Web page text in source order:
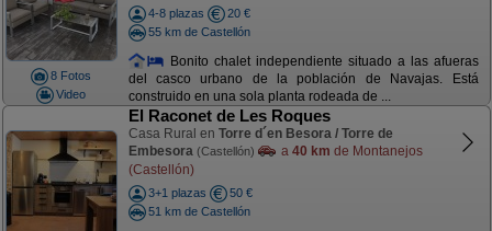
8 Fotos
Video
4-8 plazas
20 €
55 km de Castellón
Bonito chalet independiente situado a las afueras
del casco urbano de la población de Navajas. Está
construido en una sola planta rodeada de ...
El Raconet de Les Roques
Casa Rural en Torre d´en Besora / Torre de
Embesora (Castellón) a 40 km de Montanejos
(Castellón)
3+1 plazas
50 €
51 km de Castellón